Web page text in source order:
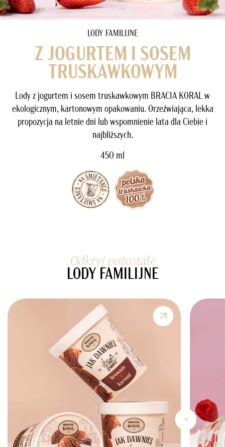
LODY FAMILIJNE
Z JOGURTEM I SOSEM
TRUSKAWKOWYM
Lody z jogurtem i sosem truskawkowym BRACIA KORAL w
ekologicznym, kartonowym opakowaniu. Orzeźwiająca, lekka
propozycja na letnie dni lub wspomnienie lata dla Ciebie i
najbliższych.
450 ml
Odkryj pozostałe
LODY FAMILIJNE